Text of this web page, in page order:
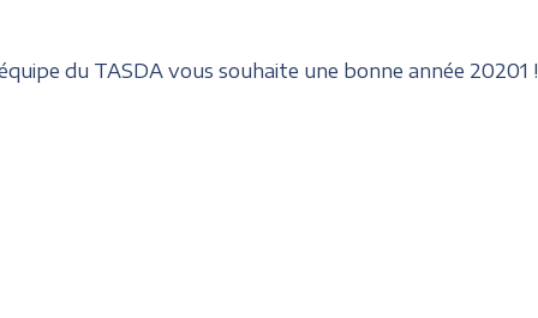
du TASDA vous souhaite une bonne année 20201 !